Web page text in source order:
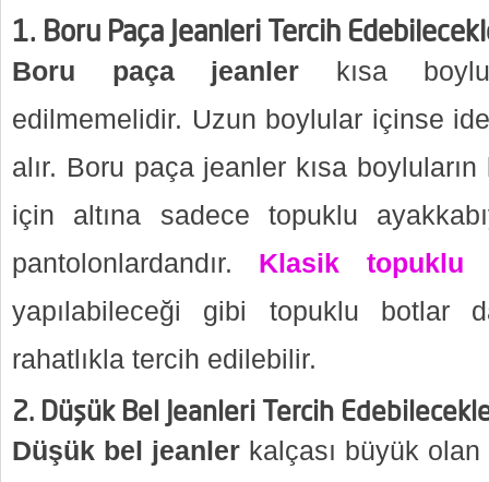
1. Boru Paça Jeanleri Tercih
Boru paça jeanler kısa
edilmemelidir. Uzun boylular içinse
alır. Boru paça jeanler kısa
için altına sadece topuklu
pantolonlardandır. Klasik topuklu
yapılabileceği gibi topuklu botlar
rahatlıkla tercih edilebilir.
2. Düşük Bel Jeanleri Tercih
Düşük bel jeanler kalçası büyük